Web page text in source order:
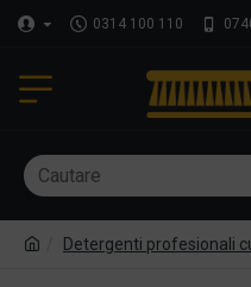
0314 100 110
Detergenti profesionali